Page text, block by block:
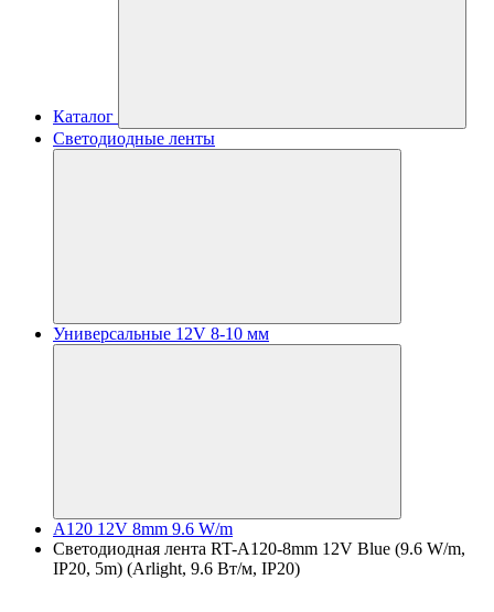
Каталог
Светодиодные ленты
Универсальные 12V 8-10 мм
A120 12V 8mm 9.6 W/m
Светодиодная лента RT-A120-8mm 12V Blue (9.6 W/m,
IP20, 5m) (Arlight, 9.6 Вт/м, IP20)